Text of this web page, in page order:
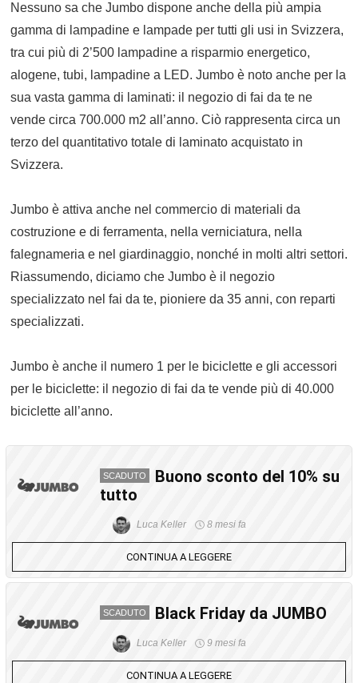
Nessuno sa che Jumbo dispone anche della più ampia
gamma di lampadine e lampade per tutti gli usi in Svizzera,
tra cui più di 2’500 lampadine a risparmio energetico,
alogene, tubi, lampadine a LED. Jumbo è noto anche per la
sua vasta gamma di laminati: il negozio di fai da te ne
vende circa 700.000 m2 all’anno. Ciò rappresenta circa un
terzo del quantitativo totale di laminato acquistato in
Svizzera.
Jumbo è attiva anche nel commercio di materiali da
costruzione e di ferramenta, nella verniciatura, nella
falegnameria e nel giardinaggio, nonché in molti altri settori.
Riassumendo, diciamo che Jumbo è il negozio
specializzato nel fai da te, pioniere da 35 anni, con reparti
specializzati.
Jumbo è anche il numero 1 per le biciclette e gli accessori
per le biciclette: il negozio di fai da te vende più di 40.000
biciclette all’anno.
SCADUTO
Buono sconto del 10% su
tutto
Luca Keller 8 mesi fa
CONTINUA A LEGGERE
SCADUTO Black Friday da JUMBO
Luca Keller 9 mesi fa
CONTINUA A LEGGERE